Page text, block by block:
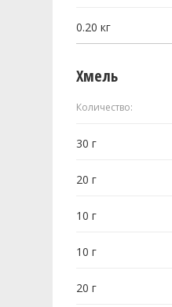
0.20кг
Хмель
Количество:
30г
20г
10г
10г
20г